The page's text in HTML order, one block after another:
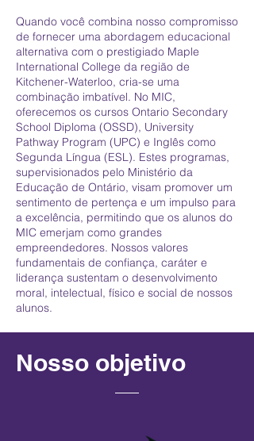
Quando você combina nosso compromisso
de fornecer uma abordagem educacional
alternativa com o prestigiado Maple
International College da região de
Kitchener-Waterloo, cria-se uma
combinação imbatível. No MIC,
oferecemos os cursos Ontario Secondary
School Diploma (OSSD), University
Pathway Program (UPC) e Inglês como
Segunda Língua (ESL). Estes programas,
supervisionados pelo Ministério da
Educação de Ontário, visam promover um
sentimento de pertença e um impulso para
a excelência, permitindo que os alunos do
MIC emerjam como grandes
empreendedores. Nossos valores
fundamentais de confiança, caráter e
liderança sustentam o desenvolvimento
moral, intelectual, físico e social de nossos
alunos.
Nosso objetivo